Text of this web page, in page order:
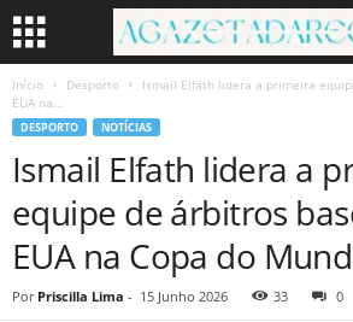
Início Desporto
Ismail Elfath lidera a primeira
EUA na...
DESPORTO NOTÍCIAS
Ismail Elfath lidera a
equipe de árbitros
EUA na Copa do
Por Priscilla Lima - 15 Junho 2026 33 0